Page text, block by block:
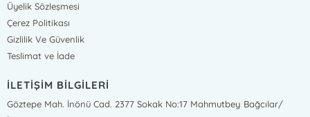
Üyelik Sözleşmesi
Çerez Politikası
Gizlilik Ve Güvenlik
Teslimat ve İade
İLETİŞİM BİLGİLERİ
Göztepe Mah. İnönü Cad. 2377 Sokak No:17 Mahmutbey Bağcılar/